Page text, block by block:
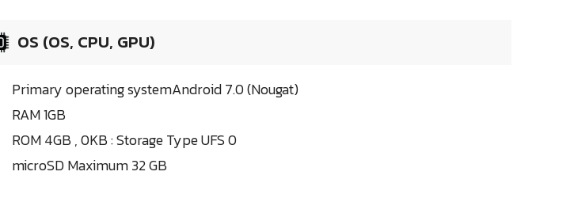
OS (OS, CPU, GPU)
Primary operating systemAndroid 7.0 (Nougat)
RAM 1GB
ROM 4GB , 0KB : Storage Type UFS 0
microSD Maximum 32 GB